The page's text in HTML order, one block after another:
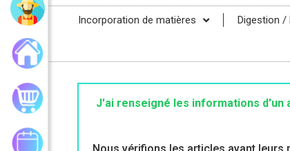
Incorporation de matières Digestion /
Mon compte
Mon panier
Mes commandes
J'ai renseigné les informations d'un